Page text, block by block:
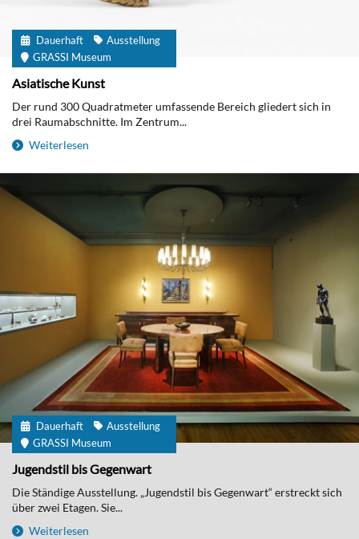
Dauerhaft
Ausstellung
GRASSI Museum
Asiatische Kunst
Der rund 300 Quadratmeter umfassende Bereich gliedert sich in
drei Raumabschnitte. Im Zentrum...
Weiterlesen
Dauerhaft
Ausstellung
GRASSI Museum
Jugendstil bis Gegenwart
Die Ständige Ausstellung. „Jugendstil bis Gegenwart“ erstreckt sich
über zwei Etagen. Sie...
Weiterlesen